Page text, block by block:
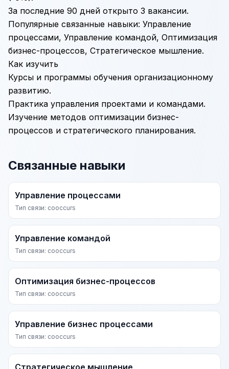
За последние 90 дней открыто 3 вакансии.
Популярные связанные навыки: Управление
процессами, Управление командой, Оптимизация
бизнес-процессов, Стратегическое мышление.
Как изучить
Курсы и программы обучения организационному
развитию.
Практика управления проектами и командами.
Изучение методов оптимизации бизнес-
процессов и стратегического планирования.
Связанные навыки
Управление процессами
Тип связи: cooccurs
Управление командой
Тип связи: cooccurs
Оптимизация бизнес-процессов
Тип связи: cooccurs
Управление бизнес процессами
Тип связи: cooccurs
Стратегическое мышление